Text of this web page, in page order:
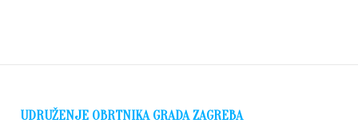
UDRUŽENJE OBRTNIKA GRADA ZAGREBA